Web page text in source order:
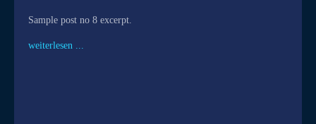
Sample post no 8 excerpt.
weiterlesen ...